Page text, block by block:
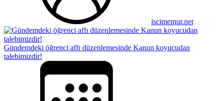
iscimemur.net
Gündemdeki öğrenci affı düzenlemesinde Kanun koyucudan
talebimizdir!